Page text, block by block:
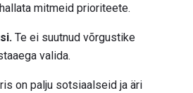
mitmeid prioriteete.
Te ei suutnud võrgustike
valida.
on palju sotsiaalseid ja äri